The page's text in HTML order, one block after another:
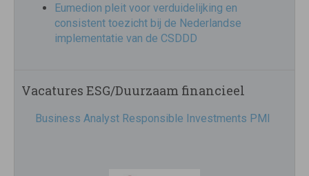
Eumedion pleit voor verduidelijking en
consistent toezicht bij de Nederlandse
implementatie van de CSDDD
Vacatures ESG/Duurzaam financieel
Business Analyst Responsible Investments PMI